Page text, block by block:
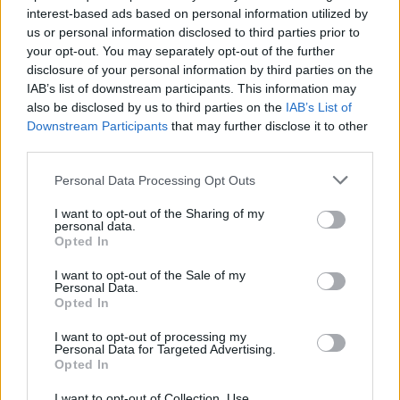
interest-based ads based on personal information utilized by
us or personal information disclosed to third parties prior to
your opt-out. You may separately opt-out of the further
disclosure of your personal information by third parties on the
IAB’s list of downstream participants. This information may
also be disclosed by us to third parties on the IAB’s List of
Downstream Participants that may further disclose it to other
Personal Data Processing Opt Outs
I want to opt-out of the Sharing of my
personal data.
Opted In
I want to opt-out of the Sale of my
Personal Data.
Opted In
I want to opt-out of processing my
Personal Data for Targeted Advertising.
Opted In
Βόλος: 26χρονος απείλησε να
σφάξει τη μητέρα του και
χτύπησε τον αδελφό του για το
πρωινό
ΘΈΑΤΡΟ+ΧΟΡΌΣ ΠΡΙΝ 8 ΏΡΕΣ
Τα προβλήματα ξεκίνησαν μετά την
επιστροφή του από τον στρατό
Βίντεο: Υποψήφιος
Δημοκρατικών στη Χαβάη
βρίζει γυναίκες σε παραλία και
τρώει ξύλο
ΠΡΙΝ 8 ΏΡΕΣ
υποψήφιο των Δημοκρατικών για το
Κογκρέσο στη Χαβάη, μετά από